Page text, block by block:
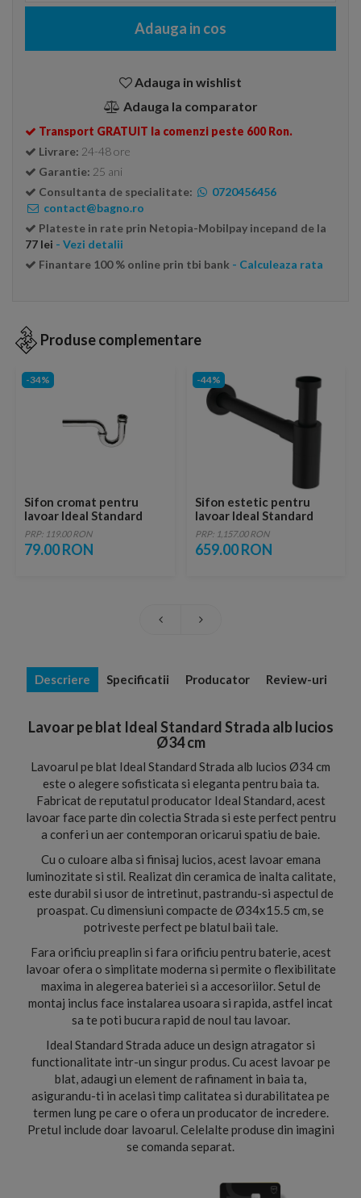
Adauga in cos
Adauga in wishlist
Adauga la comparator
Transport GRATUIT la comenzi peste 600 Ron.
Livrare: 24-48 ore
Garantie: 25 ani
Consultanta de specialitate:
0720456456
contact@bagno.ro
Plateste in rate prin Netopia-Mobilpay incepand de la
77 lei - Vezi detalii
Finantare 100 % online prin tbi bank - Calculeaza rata
Produse complementare
-34%
Sifon cromat pentru
lavoar Ideal Standard
PRP: 119.00 RON
79.00 RON
-44%
Sifon estetic pentru
lavoar Ideal Standard
1/4, negru
PRP: 1,157.00 RON
659.00 RON
Descriere Specificatii Producator Review-uri
Lavoar pe blat Ideal Standard Strada alb lucios
Ø34 cm
Lavoarul pe blat Ideal Standard Strada alb lucios Ø34 cm
este o alegere sofisticata si eleganta pentru baia ta.
Fabricat de reputatul producator Ideal Standard, acest
lavoar face parte din colectia Strada si este perfect pentru
a conferi un aer contemporan oricarui spatiu de baie.
Cu o culoare alba si finisaj lucios, acest lavoar emana
luminozitate si stil. Realizat din ceramica de inalta calitate,
este durabil si usor de intretinut, pastrandu-si aspectul de
proaspat. Cu dimensiuni compacte de Ø34x15.5 cm, se
potriveste perfect pe blatul baii tale.
Fara orificiu preaplin si fara orificiu pentru baterie, acest
lavoar ofera o simplitate moderna si permite o flexibilitate
maxima in alegerea bateriei si a accesoriilor. Setul de
montaj inclus face instalarea usoara si rapida, astfel incat
sa te poti bucura rapid de noul tau lavoar.
Ideal Standard Strada aduce un design atragator si
functionalitate intr-un singur produs. Cu acest lavoar pe
blat, adaugi un element de rafinament in baia ta,
asigurandu-ti in acelasi timp calitatea si durabilitatea pe
termen lung pe care o ofera un producator de incredere.
Pretul include doar lavoarul. Celelalte produse din imagini
se comanda separat.